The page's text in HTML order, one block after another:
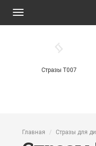
Toggle
navigation
Стразы T007
Главная Стразы для